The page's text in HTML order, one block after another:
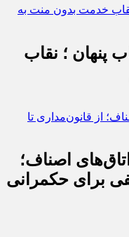
پنهان ؛ نقاب
اصناف؛
برای حکمرانی